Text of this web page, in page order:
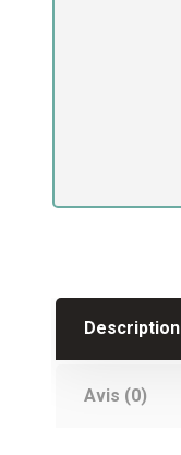
Description
Avis (0)